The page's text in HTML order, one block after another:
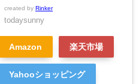
created by Rinker
todaysunny
Amazon 楽天市場
Yahooショッピング